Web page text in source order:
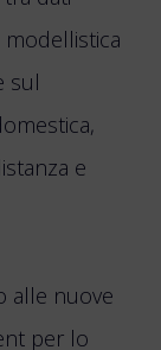
sul
e
alle nuove
per lo